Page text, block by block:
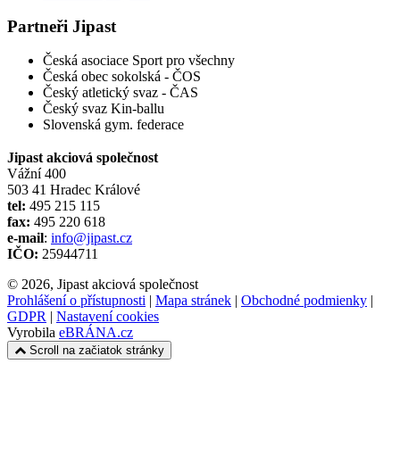
Partneři Jipast
Česká asociace Sport pro všechny
Česká obec sokolská - ČOS
Český atletický svaz - ČAS
Český svaz Kin-ballu
Slovenská gym. federace
Jipast akciová společnost
Vážní 400
503 41 Hradec Králové
tel: 495 215 115
fax: 495 220 618
e-mail: info@jipast.cz
IČO: 25944711
© 2026, Jipast akciová společnost
Prohlášení o přístupnosti | Mapa stránek | Obchodné podmienky |
GDPR | Nastavení cookies
Vyrobila eBRÁNA.cz
Scroll na začiatok stránky